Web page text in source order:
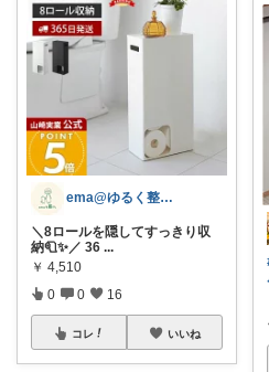
ema@ゆるく整う暮らし
＼8ロールを隠してすっきり収
納🧻✨／ 36 ...
￥ 4,510
0 0 16
コレ いいね